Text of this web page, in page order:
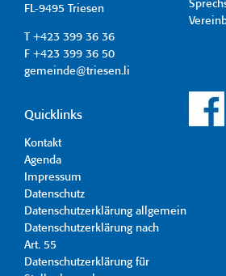
FL-9495 Triesen
T +423 399 36 36
F +423 399 36 50
gemeinde@triesen.li
Quicklinks
Kontakt
Agenda
Impressum
Datenschutz
Datenschutzerklärung allgemein
Datenschutzerklärung nach
Art. 55
Datenschutzerklärung für